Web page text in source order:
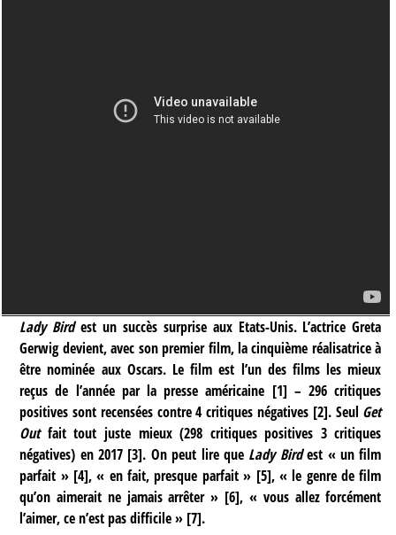
Lady Birdest un succès surprise aux Etats-Unis. L’actrice Greta
Gerwig devient, avec son premier film, la cinquième réalisatrice à
être nominée aux Oscars. Le film est l’un des films les mieux
reçus de l’année par la presse américaine [1] – 296 critiques
positives sont recensées contre 4 critiques négatives[2]. Seul Get
Out fait tout juste mieux (298 critiques positives 3 critiques
négatives) en 2017 [3]. On peut lire que Lady Birdest « un film
parfait »[4], « en fait, presque parfait » [5], « le genre de film
qu’on aimerait ne jamais arrêter » [6], « vous allez forcément
l’aimer, ce n’est pas difficile » [7].